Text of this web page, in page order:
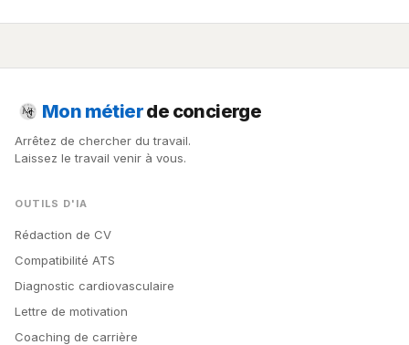
Mon métierde concierge
Arrêtez de chercher du travail.
Laissez le travail venir à vous.
OUTILS D'IA
Rédaction de CV
Compatibilité ATS
Diagnostic cardiovasculaire
Lettre de motivation
Coaching de carrière